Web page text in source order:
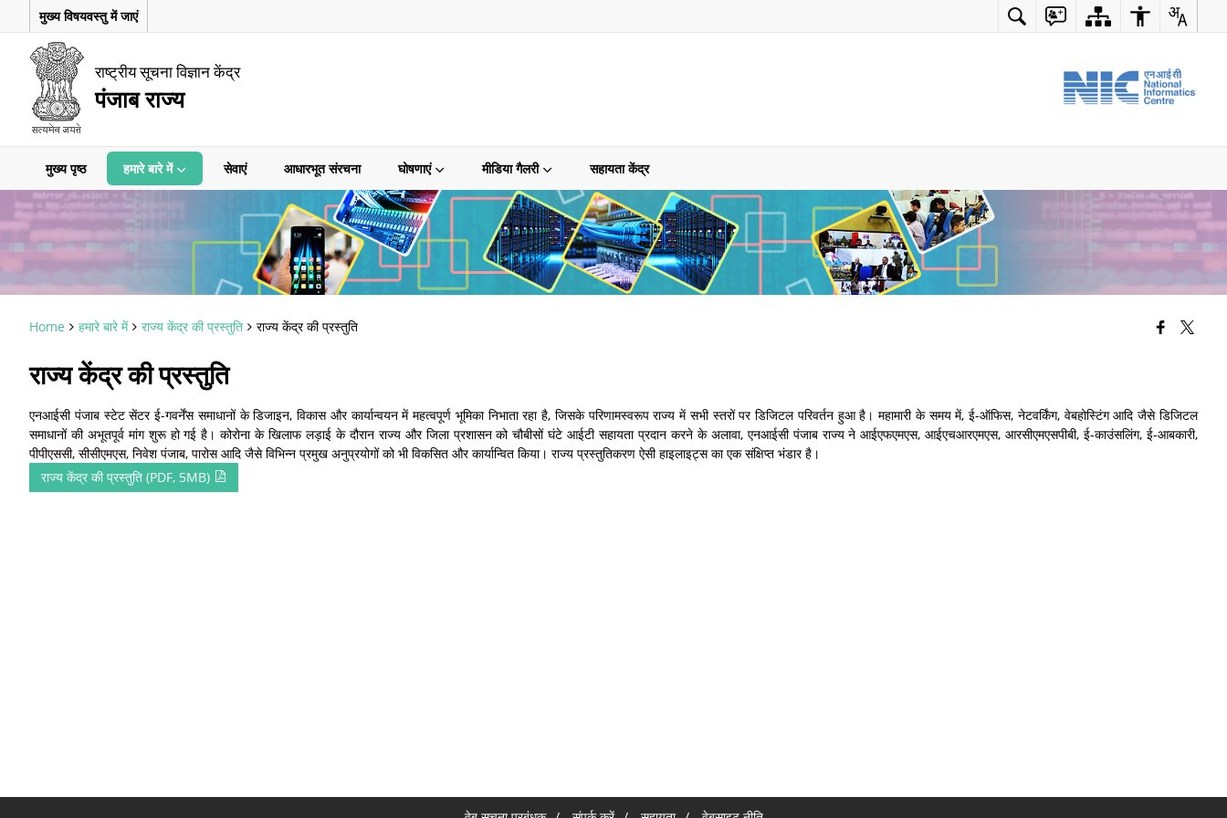
मुख्य विषयवस्तु में जाएं
राष्ट्रीय सूचना विज्ञान केंद्र
पंजाब राज्य
मुख्य पृष्ठ हमारे बारे में सेवाएं आधारभूत संरचना घोषणाएं मीडिया गैलरी सहायता केंद्र
Home हमारे बारे में राज्य केंद्र की प्रस्तुति राज्य केंद्र की प्रस्तुति
राज्य केंद्र की प्रस्तुति
एनआईसी पंजाब स्टेट सेंटर ई-गवर्नेंस समाधानों के डिजाइन, विकास और कार्यान्वयन में महत्वपूर्ण भूमिका निभाता रहा है, जिसके परिणामस्वरूप राज्य में सभी स्तरों पर डिजिटल परिवर्तन हुआ है। महामारी के समय में, ई-ऑफिस, नेटवर्किंग, वेबहोस्टिंग आदि जैसे डिजिटल
समाधानों की अभूतपूर्व मांग शुरू हो गई है। कोरोना के खिलाफ लड़ाई के दौरान राज्य और जिला प्रशासन को चौबीसों घंटे आईटी सहायता प्रदान करने के अलावा, एनआईसी पंजाब राज्य ने आईएफएमएस, आईएचआरएमएस, आरसीएमएसपीबी, ई-काउंसलिंग, ई-आबकारी,
पीपीएससी, सीसीएमएस, निवेश पंजाब, पारोस आदि जैसे विभिन्न प्रमुख अनुप्रयोगों को भी विकसित और कार्यान्वित किया। राज्य प्रस्तुतिकरण ऐसी हाइलाइट्स का एक संक्षिप्त भंडार है।
राज्य केंद्र की प्रस्तुति (PDF, 5MB)